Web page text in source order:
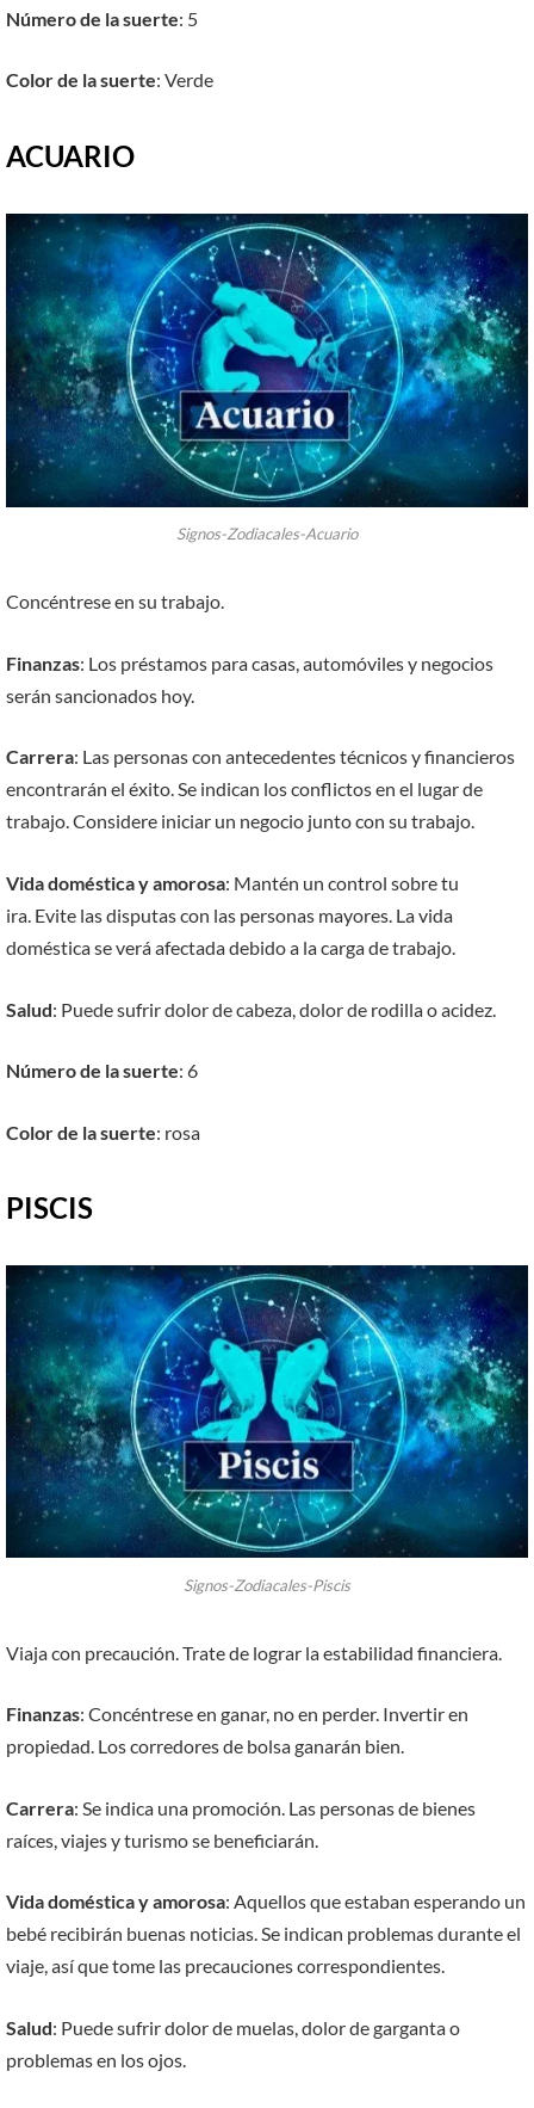
Número de la suerte: 5
Color de la suerte: Verde
ACUARIO
Signos-Zodiacales-Acuario
Concéntrese en su trabajo.
Finanzas: Los préstamos para casas, automóviles y negocios
serán sancionados hoy.
Carrera: Las personas con antecedentes técnicos y financieros
encontrarán el éxito. Se indican los conflictos en el lugar de
trabajo. Considere iniciar un negocio junto con su trabajo.
Vida doméstica y amorosa: Mantén un control sobre tu
ira. Evite las disputas con las personas mayores. La vida
doméstica se verá afectada debido a la carga de trabajo.
Salud: Puede sufrir dolor de cabeza, dolor de rodilla o acidez.
Número de la suerte: 6
Color de la suerte: rosa
PISCIS
Signos-Zodiacales-Piscis
Viaja con precaución. Trate de lograr la estabilidad financiera.
Finanzas: Concéntrese en ganar, no en perder. Invertir en
propiedad. Los corredores de bolsa ganarán bien.
Carrera: Se indica una promoción. Las personas de bienes
raíces, viajes y turismo se beneficiarán.
Vida doméstica y amorosa: Aquellos que estaban esperando un
bebé recibirán buenas noticias. Se indican problemas durante el
viaje, así que tome las precauciones correspondientes.
Salud: Puede sufrir dolor de muelas, dolor de garganta o
problemas en los ojos.